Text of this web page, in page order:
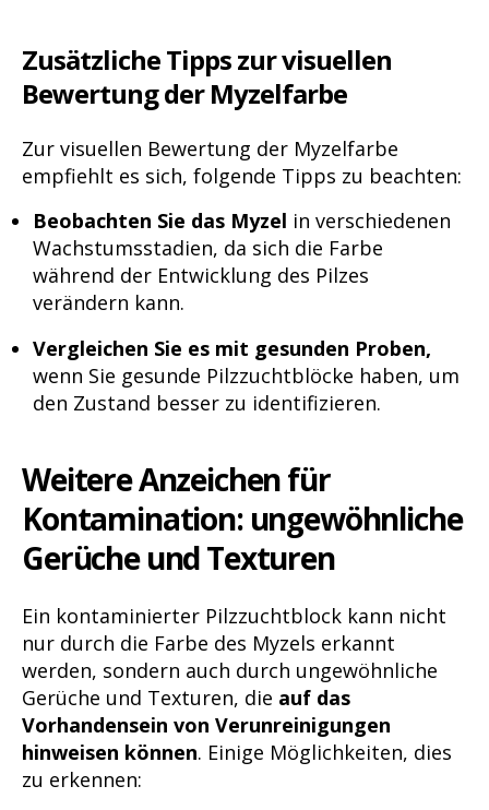
Zusätzliche Tipps zur visuellen
Bewertung der Myzelfarbe
Zur visuellen Bewertung der Myzelfarbe
empfiehlt es sich, folgende Tipps zu beachten:
Beobachten Sie das Myzel in verschiedenen
Wachstumsstadien, da sich die Farbe
während der Entwicklung des Pilzes
verändern kann.
Vergleichen Sie es mit gesunden Proben,
wenn Sie gesunde Pilzzuchtblöcke haben, um
den Zustand besser zu identifizieren.
Weitere Anzeichen für
Kontamination: ungewöhnliche
Gerüche und Texturen
Ein kontaminierter Pilzzuchtblock kann nicht
nur durch die Farbe des Myzels erkannt
werden, sondern auch durch ungewöhnliche
Gerüche und Texturen, die auf das
Vorhandensein von Verunreinigungen
hinweisen können. Einige Möglichkeiten, dies
zu erkennen: